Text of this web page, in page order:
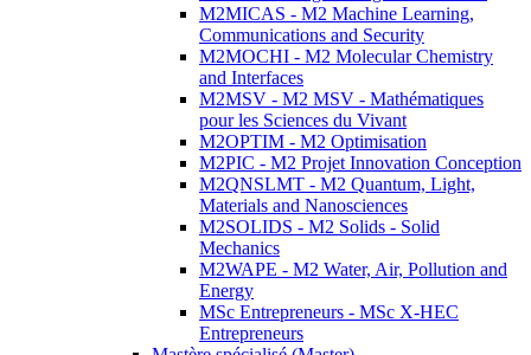
M2MICAS - M2 Machine Learning,
Communications and Security
M2MOCHI - M2 Molecular Chemistry
and Interfaces
M2MSV - M2 MSV - Mathématiques
pour les Sciences du Vivant
M2OPTIM - M2 Optimisation
M2PIC - M2 Projet Innovation Conception
M2QNSLMT - M2 Quantum, Light,
Materials and Nanosciences
M2SOLIDS - M2 Solids - Solid
Mechanics
M2WAPE - M2 Water, Air, Pollution and
Energy
MSc Entrepreneurs - MSc X-HEC
Entrepreneurs